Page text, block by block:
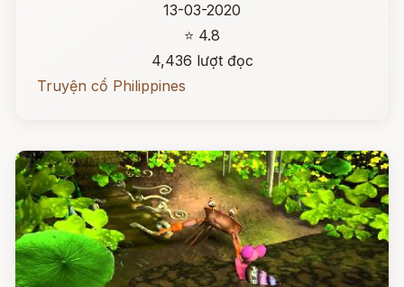
13-03-2020
⭐ 4.8
4,436 lượt đọc
Truyện cổ Philippines